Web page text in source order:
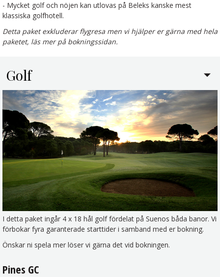
- Mycket golf och nöjen kan utlovas på Beleks kanske mest
klassiska golfhotell.
Detta paket exkluderar flygresa men vi hjälper er gärna med hela
paketet, läs mer på bokningssidan.
Golf
I detta paket ingår 4 x 18 hål golf fördelat på Suenos båda banor. Vi
förbokar fyra garanterade starttider i samband med er bokning.
Önskar ni spela mer löser vi gärna det vid bokningen.
Pines GC